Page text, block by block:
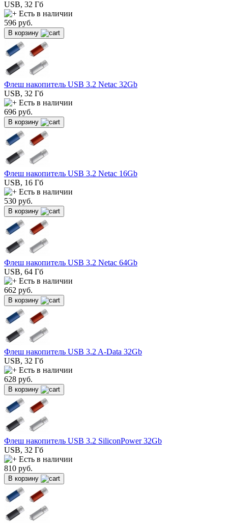
USB, 32 Гб
Есть в наличии
596 руб.
В корзину
Флеш накопитель USB 3.2 Netac 32Gb
USB, 32 Гб
Есть в наличии
696 руб.
В корзину
Флеш накопитель USB 3.2 Netac 16Gb
USB, 16 Гб
Есть в наличии
530 руб.
В корзину
Флеш накопитель USB 3.2 Netac 64Gb
USB, 64 Гб
Есть в наличии
662 руб.
В корзину
Флеш накопитель USB 3.2 A-Data 32Gb
USB, 32 Гб
Есть в наличии
628 руб.
В корзину
Флеш накопитель USB 3.2 SiliconPower 32Gb
USB, 32 Гб
Есть в наличии
810 руб.
В корзину